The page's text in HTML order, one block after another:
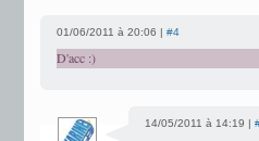
01/06/2011 à 20:06 | #4
D'acc :)
14/05/2011 à 14:19 |